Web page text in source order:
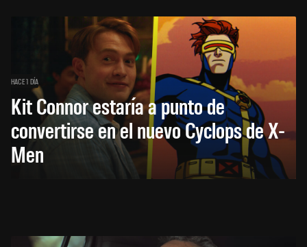
HACE 1 DÍA
Kit Connor estaría a punto de
convertirse en el nuevo Cyclops de X-
Men